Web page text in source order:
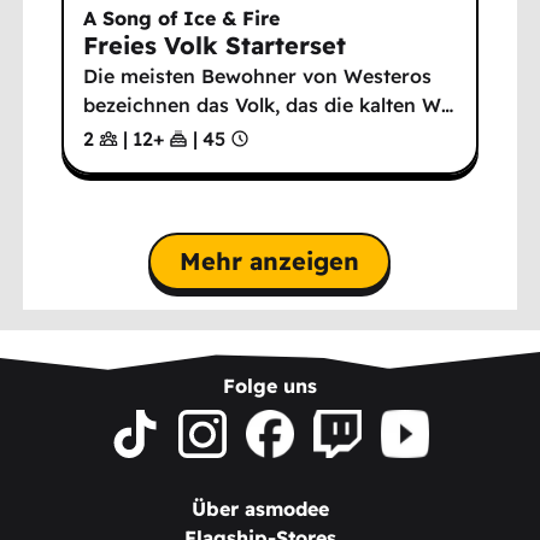
A Song of Ice & Fire
Freies Volk Starterset
Die meisten Bewohner von Westeros
bezeichnen das Volk, das die kalten W…
2
| 12+ | 45
Mehr anzeigen
Folge uns
Über asmodee